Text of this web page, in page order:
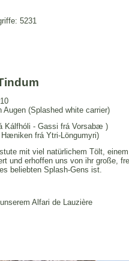
5231
(Splashed white carrier)
Kálfhóli - Gassi frá Vorsabæ )
æniken frá Ytri-Löngumyri)
mit viel natürlichem Tölt,
und erhoffen uns von ihr große,
beliebten Splash-Gens ist.
Alfari de Lauzière